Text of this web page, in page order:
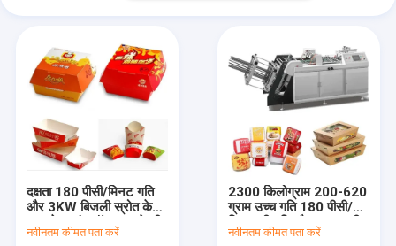
दक्षता 180 पीसी/मिनट गति
और 3KW बिजली स्रोत के
साथ पेपर लंच बॉक्स बनाने की
मशीन
नवीनतम कीमत पता करें
2300 किलोग्राम 200-620
ग्राम उच्च गति 180 पीसी/
मिनट की गति और 0.5 एमपीए
वायु आवश्यकता के साथ
नवीनतम कीमत पता करें